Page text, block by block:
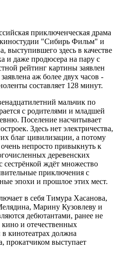
приключенческая драма
"Сибирь Фильм" и
выступившего здесь в качестве
и даже продюсера на пару с
рейтинг картины заявлен
аж более двух часов -
составляет 128 минут.
мальчик по
с родителями и младшей
Поселение насчитывает
Здесь нет электричества,
благ цивилизации, а потому
непросто привыкнуть к
деревенских
сестрёнкой ждёт множество
приключения с
эпохи и прошлое этих мест.
в себя Тимура Хасанова,
Марину Кузовлеву и
дебютантами, ранее не
и отечественных
в кинотеатрах должна
прокатчиком выступает